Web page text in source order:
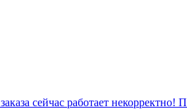
сейчас работает